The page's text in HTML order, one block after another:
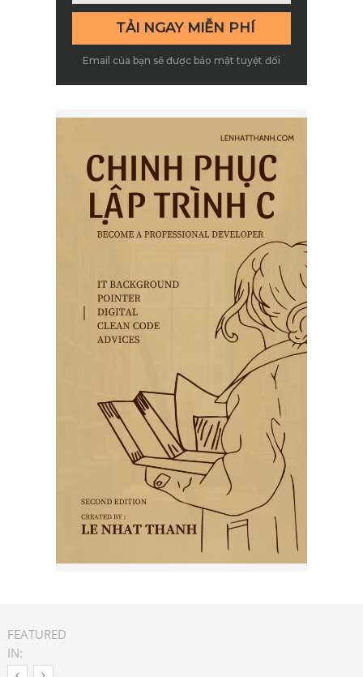
Email của bạn sẽ được bảo mật tuyệt đối
FEATURED
IN: